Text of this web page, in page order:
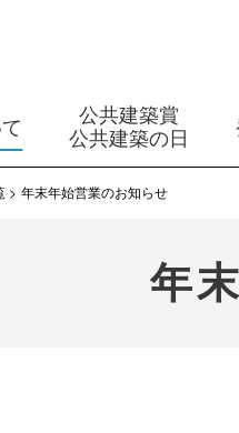
公共建築賞
公共建築の日
年末年始営業のお知らせ
年